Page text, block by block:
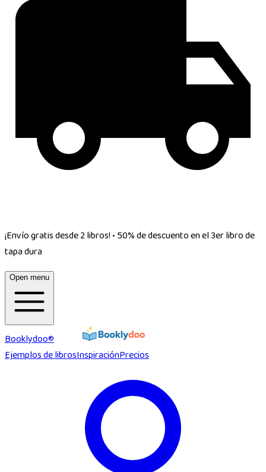
¡Envío gratis desde 2 libros!•50% de descuento en el 3er libro de
tapa dura
Open menu
Booklydoo®
Ejemplos de librosInspiraciónPrecios